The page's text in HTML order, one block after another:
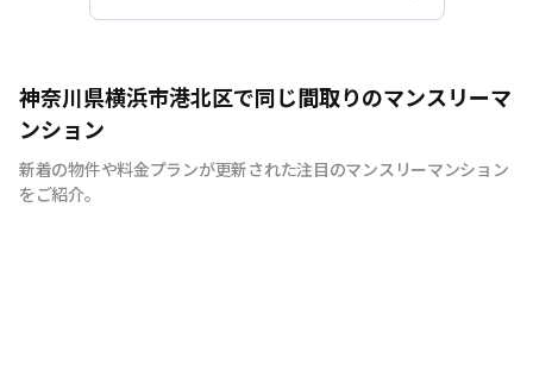
神奈川県横浜市港北区で同じ間取りのマンスリーマ
ンション
新着の物件や料金プランが更新された注目のマンスリーマンション
をご紹介。